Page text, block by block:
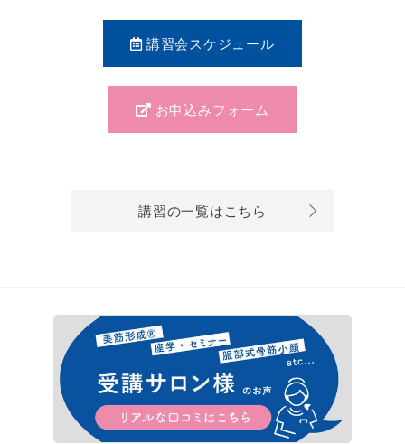
講習会スケジュール
お申込みフォーム
講習の一覧はこちら